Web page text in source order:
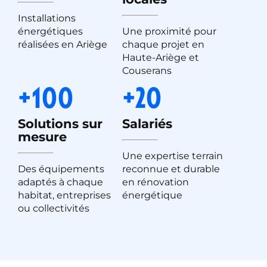
photovoltaïque pour la rendre quasi-totalement
autonome en énergie. Une combinaison
fortement appréciée chez Millaris.
Quelles marques de chaudière à
pellets sur le marché ?
Millaris Energies, installateur de chaudière à
granulés RGE, travaille avec de nombreuses
marques leader dans le secteur de l’énergie
renouvelable.
Installations
énergétiques
réalisées en Ariège
Une proximité pour
chaque projet en
Haute-Ariège et
Couserans
+100
Solutions sur
mesure
Des équipements
adaptés à chaque
habitat, entreprises
ou collectivités
+20
Salariés
Une expertise terrain
reconnue et durable
en rénovation
énergétique